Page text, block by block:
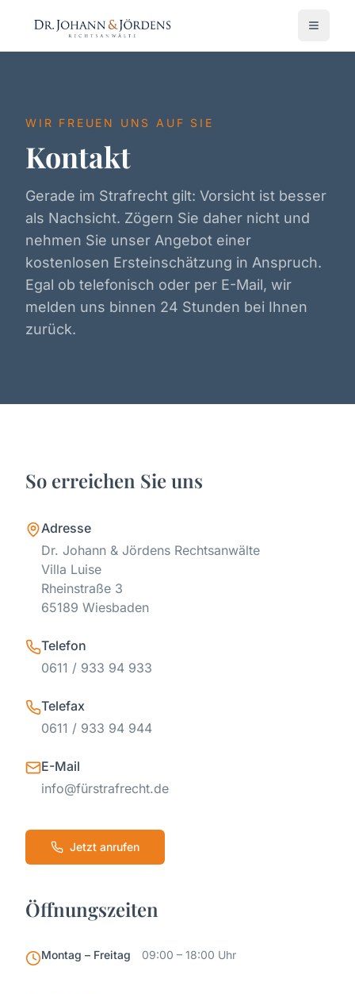
WIR FREUEN UNS AUF SIE
Kontakt
Gerade im Strafrecht gilt: Vorsicht ist besser
als Nachsicht. Zögern Sie daher nicht und
nehmen Sie unser Angebot einer
kostenlosen Ersteinschätzung in Anspruch.
Egal ob telefonisch oder per E-Mail, wir
melden uns binnen 24 Stunden bei Ihnen
zurück.
So erreichen Sie uns
Adresse
Dr. Johann & Jördens Rechtsanwälte
Villa Luise
Rheinstraße 3
65189 Wiesbaden
Telefon
0611 / 933 94 933
Telefax
0611 / 933 94 944
E-Mail
info@fürstrafrecht.de
Jetzt anrufen
Öffnungszeiten
Montag – Freitag 09:00 – 18:00 Uhr